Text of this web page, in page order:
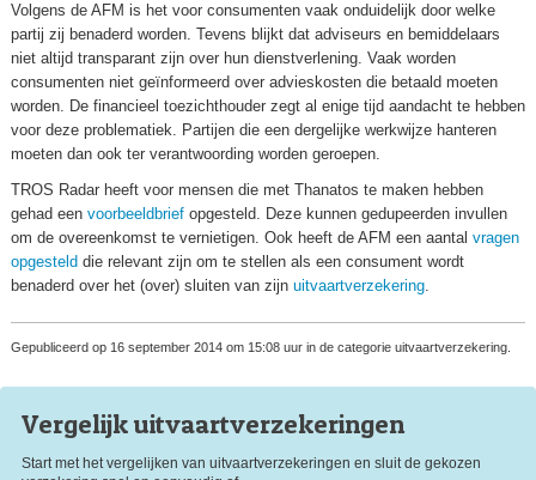
Volgens de AFM is het voor consumenten vaak onduidelijk door welke
partij zij benaderd worden. Tevens blijkt dat adviseurs en bemiddelaars
niet altijd transparant zijn over hun dienstverlening. Vaak worden
consumenten niet geïnformeerd over advieskosten die betaald moeten
worden. De financieel toezichthouder zegt al enige tijd aandacht te hebben
voor deze problematiek. Partijen die een dergelijke werkwijze hanteren
moeten dan ook ter verantwoording worden geroepen.
TROS Radar heeft voor mensen die met Thanatos te maken hebben
gehad een voorbeeldbrief opgesteld. Deze kunnen gedupeerden invullen
om de overeenkomst te vernietigen. Ook heeft de AFM een aantal vragen
opgesteld die relevant zijn om te stellen als een consument wordt
benaderd over het (over) sluiten van zijn uitvaartverzekering.
Gepubliceerd op 16 september 2014 om 15:08 uur in de categorie uitvaartverzekering.
Vergelijk uitvaartverzekeringen
Start met het vergelijken van uitvaartverzekeringen en sluit de gekozen